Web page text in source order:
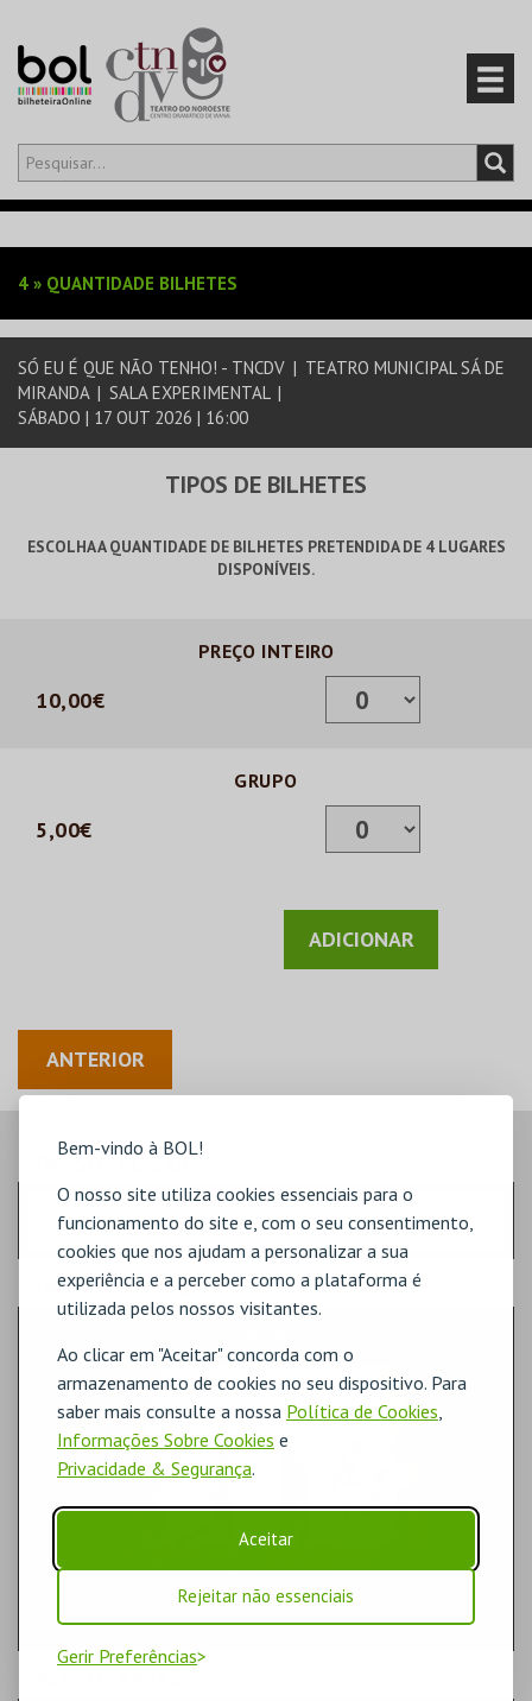
Bem-vindo à BOL!
O nosso site utiliza cookies essenciais para o
funcionamento do site e, com o seu consentimento,
cookies que nos ajudam a personalizar a sua
experiência e a perceber como a plataforma é
utilizada pelos nossos visitantes.
Ao clicar em "Aceitar" concorda com o
armazenamento de cookies no seu dispositivo. Para
saber mais consulte a nossa Política de Cookies,
Informações Sobre Cookies e
Privacidade & Segurança.
Aceitar
Rejeitar não essenciais
Gerir Preferências
Olá,iniciar sessão
EVENTOS
CARTÕES
PRODUTOS
4 » QUANTIDADE BILHETES
SÓ EU É QUE NÃO TENHO! - TNCDV | TEATRO MUNICIPAL SÁ DE
MIRANDA | SALA EXPERIMENTAL |
SÁBADO | 17 OUT 2026 | 16:00
TIPOS DE BILHETES
ESCOLHA A QUANTIDADE DE BILHETES PRETENDIDA DE 4 LUGARES
DISPONÍVEIS.
PREÇO INTEIRO
10,00€
GRUPO
5,00€
ANTERIOR
PASSO- LUGARES
Escolha a quantidade de bilhetes que pretende
PASSO- SECTOR